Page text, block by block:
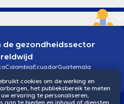
de gezondheidssector
ColombiaEcuadorGuatemala
cookies om de werking en
het publieksbereik te meten
ervaring te personaliseren,
aan te bieden en inhoud of diensten